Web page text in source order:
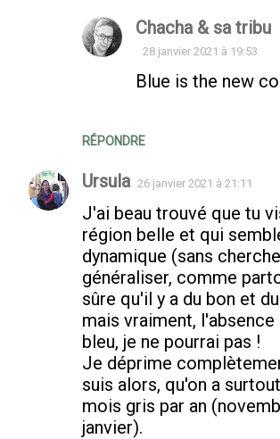
RÉPONDRE
Chacha & sa tribu
28 janvier 2021 à 19:53
Blue is the new
Ursula 26 janvier 2021 à 21:11
J'ai beau trouvé que tu
région belle et qui
dynamique (sans
généraliser, comme
sûre qu'il y a du bon et
mais vraiment,
bleu, je ne pourrai pas !
Je déprime
suis alors, qu'on a
mois gris par an
janvier).